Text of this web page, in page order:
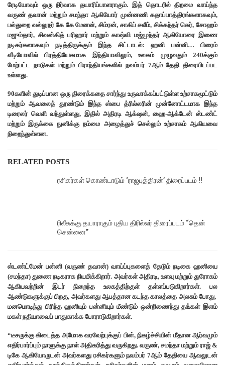
ரேடியோவும் ஒரு நிர்வாக தயாரிப்பாளராகும். இத் தொடரில் திறமை வாய்ந்த
வருண் தவான் மற்றும் சமந்தா ஆகியோர் முன்னணி கதாப்பாத்திரங்களாகவும்,
பல்துறை வல்லுநர் கே கே மேனன், சிம்ரன், சாகிப் சலீம், சிக்கந்தர் கெர், சோஹம்
மஜும்தார், சிவன்கித் பரிஹார் மற்றும் காஷ்வி மஜ்முந்தர் ஆகியோரை இணை
நடிகர்களாகவும் நடித்திருக்கும் இந்த சிட்டாடல்: ஹனி பன்னி… பிரைம்
வீடியோவில் பிரத்தியேகமாக இந்தியாவிலும், உலகம் முழுவதும் 240க்கும்
மேற்பட்ட நாடுகள் மற்றும் பிராந்தியங்களில் நவம்பர் 7ஆம் தேதி திரையிடப்பட
உள்ளது.
90களின் துடிப்பான ஒரு திரைக்கதை சார்ந்து உருவாக்கப்பட்டுள்ள உற்சாகமூட்டும்
மற்றும் ஆவலைத் தூண்டும் இந்த ஸ்பை த்ரில்லரின் முன்னோட்டமாக இந்த
டிரைலர் வெளி வந்துள்ளது, இதில் அதிரடி ஆக்‌ஷன், ஹை-ஆக்டேன் ஸ்டண்ட்
மற்றும் இருக்கை நுனிக்கு நம்மை அழைத்துச் செல்லும் உற்சாகம் ஆகியவை
நிறைந்துள்ளன.
RELATED POSTS
ரசிகர்கள் கொண்டாடும் ‘ராஜபுத்திரன்’ திரைப்படம் !!
ரிலீசுக்கு தயாராகும் புதிய திரில்லர் திரைப்படம் “தென்
சென்னை”
ஸ்டண்ட்மேன் பன்னி (வருண் தவான்) வாய்ப்புகளைத் தேடும் நடிகை ஹனியை
(சமந்தா) துணை நடிகராக நியமிக்கிறார். ​அவர்கள் அதிரடி, உளவு மற்றும் துரோகம்
ஆகியவற்றின் இடர் நிறைந்த உலகத்திற்குள் தள்ளப்படுகிறார்கள். பல
ஆண்டுகளுக்குப் பிறகு, அவர்களது ஆபத்தான கடந்த காலத்தை அலசும் போது, ​
மனமொடிந்து ​பிரிந்த ஹனியும் பன்னியும் மீண்டும் ஒன்றிணைந்து தங்கள் இளம்
மகள் நதியாவைப் பாதுகாக்க போராடுகிறார்கள்.
“டீசருக்கு கிடைத்த அமோக வரவேற்புக்குப் பின், நிகழ்ச்சியின் மீதான ஆர்வமும்
எதிர்பார்ப்பும் நாளுக்கு நாள் அதிகரித்து வருகிறது. வருண், சமந்தா மற்றும் ராஜ் &
டிகே ஆகியோருடன் அவர்களது ரசிகர்களும் நவம்பர் 7ஆம் தேதியை ஆவலுடன்